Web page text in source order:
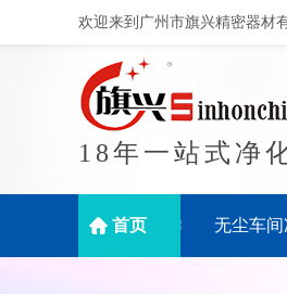
欢迎来到广州市旗兴精密器材
18年一站式净
首页 无尘车